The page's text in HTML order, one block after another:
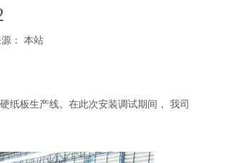
： 本站
板生产线。在此次安装调试期间， 我司